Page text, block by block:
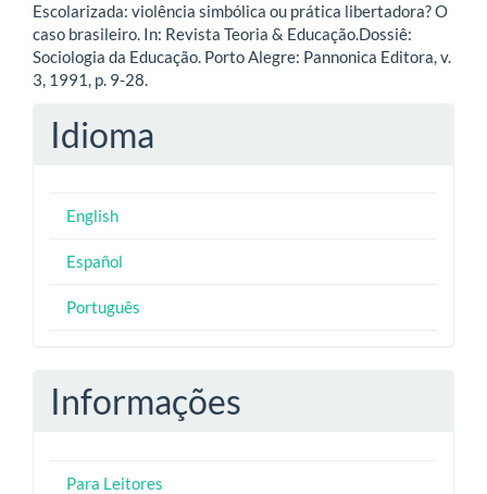
Escolarizada: violência simbólica ou prática libertadora? O
caso brasileiro. In: Revista Teoria & Educação.Dossiê:
Sociologia da Educação. Porto Alegre: Pannonica Editora, v.
3, 1991, p. 9-28.
Idioma
English
Español
Português
Informações
Para Leitores